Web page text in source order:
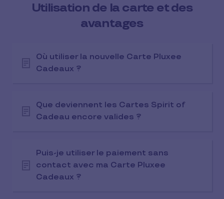
Utilisation de la carte et des
avantages
Où utiliser la nouvelle Carte Pluxee
Cadeaux ?
Que deviennent les Cartes Spirit of
Cadeau encore valides ?
Puis-je utiliser le paiement sans
contact avec ma Carte Pluxee
Cadeaux ?